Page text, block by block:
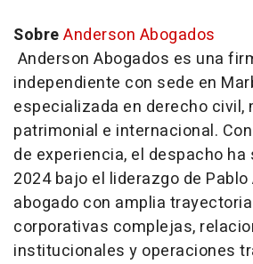
SobreAnderson Abogados
Anderson Abogados es una
independiente con sede en
especializada en derecho civil,
patrimonial e internacional.
de experiencia, el despacho
2024 bajo el liderazgo de
abogado con amplia
corporativas complejas,
institucionales y operaciones